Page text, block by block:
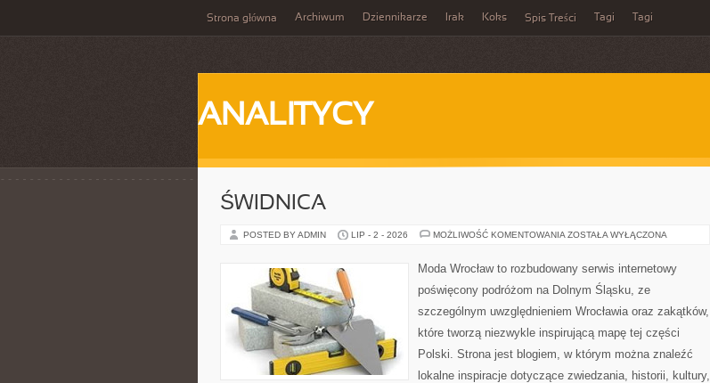
Strona główna Archiwum Dziennikarze Irak Koks Spis Treści Tagi Tagi
ANALITYCY
ŚWIDNICA
POSTED BY ADMIN LIP - 2 - 2026 MOŻLIWOŚĆ KOMENTOWANIA ŚWIDNICA
ZOSTAŁA WYŁĄCZONA
Moda Wrocław to rozbudowany serwis internetowy
poświęcony podróżom na Dolnym Śląsku, ze
szczególnym uwzględnieniem Wrocławia oraz zakątków,
które tworzą niezwykle inspirującą mapę tej części
Polski. Strona jest blogiem, w którym można znaleźć
lokalne inspiracje dotyczące zwiedzania, historii, kultury,